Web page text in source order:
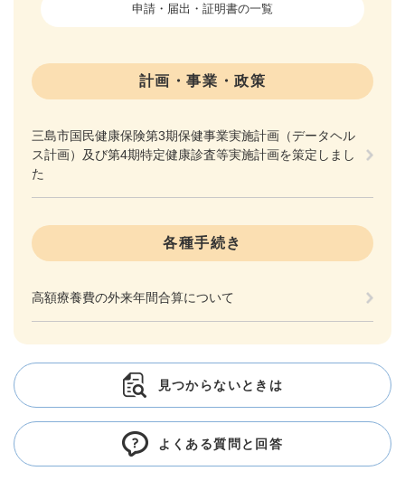
申請・届出・証明書の一覧
計画・事業・政策
三島市国民健康保険第3期保健事業実施計画（データヘル
ス計画）及び第4期特定健康診査等実施計画を策定しまし
た
各種手続き
高額療養費の外来年間合算について
見つからないときは
よくある質問と回答